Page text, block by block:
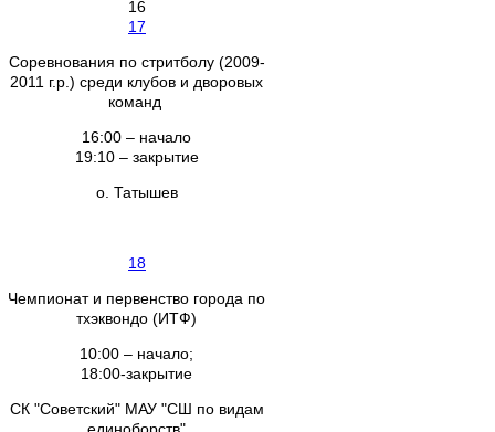
16
17
Соревнования по стритболу (2009-
2011 г.р.) среди клубов и дворовых
команд
16:00 – начало
19:10 – закрытие
о. Татышев
18
Чемпионат и первенство города по
тхэквондо (ИТФ)
10:00 – начало;
18:00-закрытие
СК "Советский" МАУ "СШ по видам